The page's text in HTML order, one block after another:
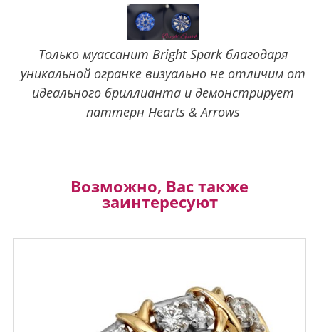
Только муассанит Bright Spark благодаря
уникальной огранке визуально не отличим от
идеального бриллианта и демонстрирует
паттерн Hearts & Arrows
Возможно, Вас также
заинтересуют